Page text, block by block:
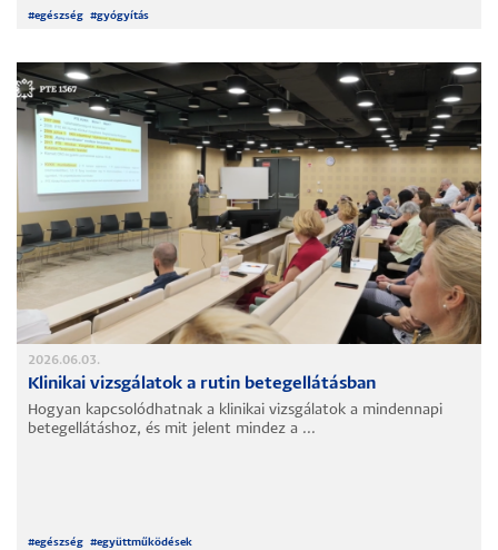
#egészség #gyógyítás
2026.06.03.
Klinikai vizsgálatok a rutin betegellátásban
Hogyan kapcsolódhatnak a klinikai vizsgálatok a mindennapi
betegellátáshoz, és mit jelent mindez a ...
#egészség #együttműködések